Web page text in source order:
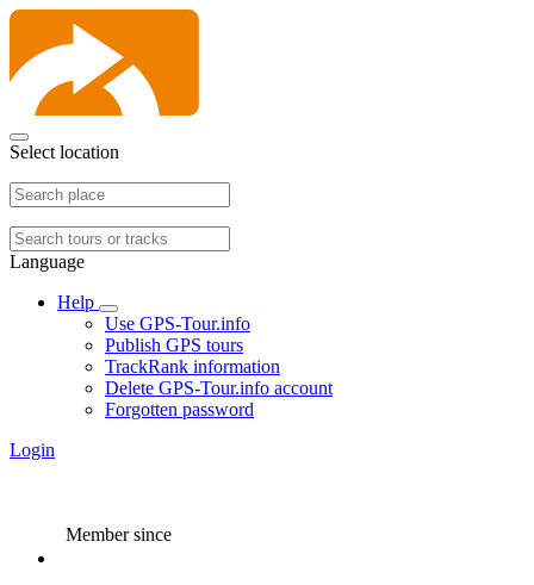
Select location
Language
Help
Use GPS-Tour.info
Publish GPS tours
TrackRank information
Delete GPS-Tour.info account
Forgotten password
Login
Member since